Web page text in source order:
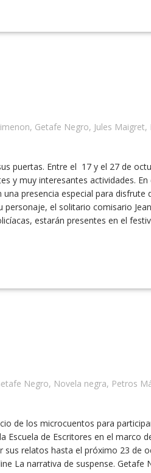
, Getafe Negro, Jules Maigret,
puertas. Entre el 17 y el 27 de
y muy interesantes actividades. En
presencia especial para disfrute
personaje, el solitario comisario
estarán presentes en el
Negro, Novela negra, Petros
de los microcuentos para
de Escritores en el marco
relatos hasta el próximo 23 de
La narrativa de suspense. Getafe